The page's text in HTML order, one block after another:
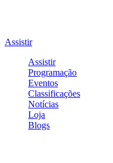
Assistir
Assistir
Programação
Eventos
Classificações
Notícias
Loja
Blogs